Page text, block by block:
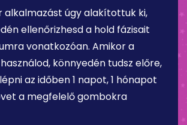
alkalmazást úgy alakítottuk ki,
ellenőrizhesd a hold fázisait
vonatkozóan. Amikor a
könnyedén tudsz előre,
az időben 1 napot, 1 hónapot
a megfelelő gombokra